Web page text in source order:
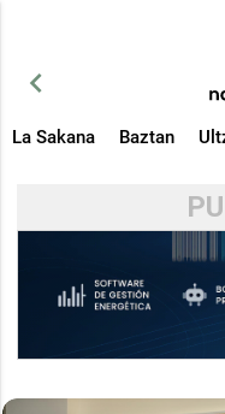
chevron_left
La Sakana Baztan